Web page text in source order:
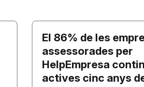
El 86% de les
assessorades per
HelpEmpresa
actives cinc anys